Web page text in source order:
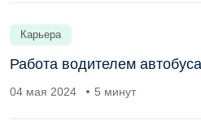
Карьера
Работа водителем
04 мая 2024 5 минут